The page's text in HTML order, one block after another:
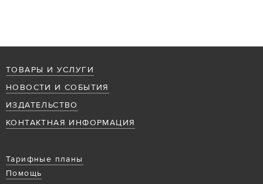
ТОВАРЫ И УСЛУГИ
НОВОСТИ И СОБЫТИЯ
ИЗДАТЕЛЬСТВО
КОНТАКТНАЯ ИНФОРМАЦИЯ
Тарифные планы
Помощь